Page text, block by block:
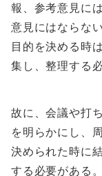
報、参考意見に
意見にはならない
目的を決める時
集し、整理する
故に、会議や打
を明らかにし、
決められた時に
する必要がある。